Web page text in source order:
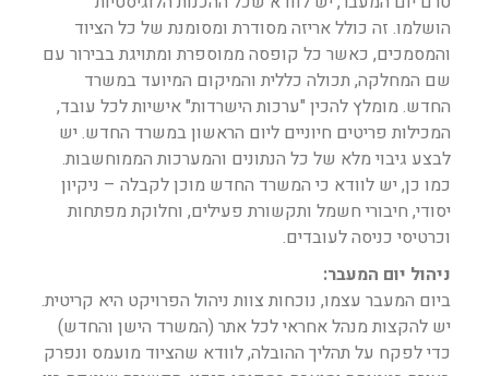
הושלמו. זה כולל אריזה מסודרת ומסומנת של כל הציוד
והמסמכים, כאשר כל קופסה ממוספרת ומתויגת בבירור עם
שם המחלקה, תכולה כללית והמיקום המיועד במשרד
החדש. מומלץ להכין "ערכות הישרדות" אישיות לכל עובד,
המכילות פריטים חיוניים ליום הראשון במשרד החדש. יש
לבצע גיבוי מלא של כל הנתונים והמערכות הממוחשבות.
כמו כן, יש לוודא כי המשרד החדש מוכן לקבלה – ניקיון
יסודי, חיבורי חשמל ותקשורת פעילים, וחלוקת מפתחות
וכרטיסי כניסה לעובדים.
ניהול יום המעבר:
ביום המעבר עצמו, נוכחות צוות ניהול הפרויקט היא קריטית.
יש להקצות מנהל אחראי לכל אתר (המשרד הישן והחדש)
כדי לפקח על תהליך ההובלה, לוודא שהציוד מועמס ונפרק